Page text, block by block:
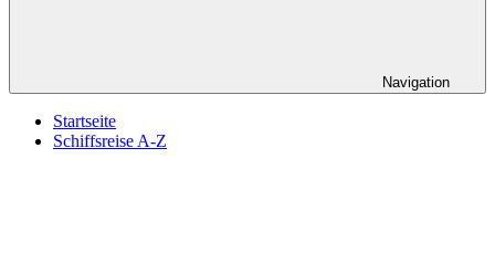
Navigation
Startseite
Schiffsreise A-Z